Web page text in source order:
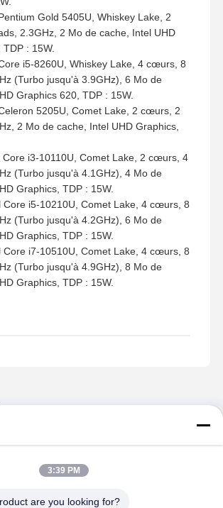
processeur disponibles
4305U, Whiskey Lake, 2 cœurs, 2
2 Mo de cache, Intel UHD Graphics
Gold 5405U, Whiskey Lake, 2
2.3GHz, 2 Mo de cache, Intel UHD
TDP : 15W.
i5-8260U, Whiskey Lake, 4 cœurs, 8
(Turbo jusqu'à 3.9GHz), 6 Mo de
Core i5-10210U, Comet Lake, 4 cœurs, 8
(Turbo jusqu'à 4.2GHz), 6 Mo de
(Turbo jusqu'à 4.9GHz), 8 Mo de
3:39 PM
are you looking for?